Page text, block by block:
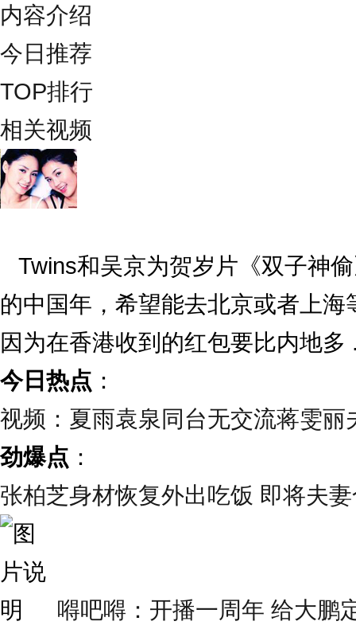
内容介绍
今日推荐
TOP排行
相关视频
Twins和吴京为贺岁片《双子神
的中国年，希望能去北京或者上
因为在香港收到的红包要比内
今日热点 ：
视频：夏雨袁泉同台无交流蒋雯丽
劲爆点 ：
张柏芝身材恢复外出吃饭 即将夫
嘚吧嘚：开播一周年 给大鹏